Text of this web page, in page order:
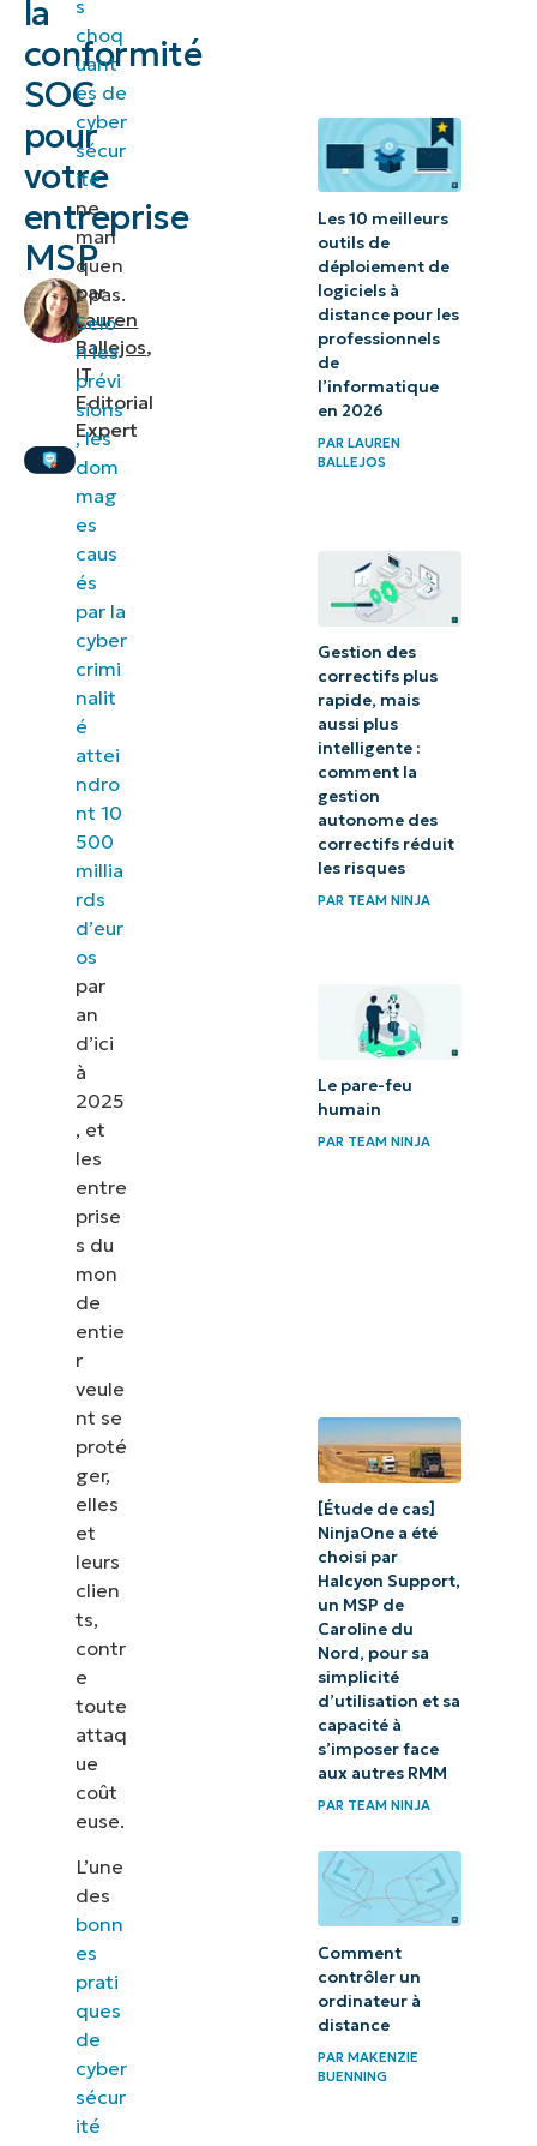
la
conformité
SOC
pour
votre
entreprise
MSP
par
Lauren
Ballejos,
IT
Editorial
Expert
niveau de
SOC votre
besoin ?
conformité
MSP
s
choq
uant
es de
cyber
sécur
ité
ne
man
quen
t pas.
Selo
n les
prévi
sions
, les
dom
mag
es
caus
és
par la
cyber
crimi
nalit
é
attei
ndro
nt 10
500
millia
rds
d’eur
os
par
an
d’ici
à
2025
, et
les
entre
prise
s du
mon
de
entie
r
veule
nt se
proté
ger,
elles
et
leurs
clien
ts,
contr
e
toute
attaq
ue
coût
euse.
L’une
des
bonn
es
prati
ques
de
cyber
sécur
ité
Les 10 meilleurs
outils de
déploiement de
logiciels à
distance pour les
professionnels
de
l’informatique
en 2026
PARLAUREN
BALLEJOS
Gestion des
correctifs plus
rapide, mais
aussi plus
intelligente :
comment la
gestion
autonome des
correctifs réduit
les risques
PARTEAM NINJA
Le pare-feu
humain
PARTEAM NINJA
[Étude de cas]
NinjaOne a été
choisi par
Halcyon Support,
un MSP de
Caroline du
Nord, pour sa
simplicité
d’utilisation et sa
capacité à
s’imposer face
aux autres RMM
PARTEAM NINJA
Comment
contrôler un
ordinateur à
distance
PAR MAKENZIE
BUENNING